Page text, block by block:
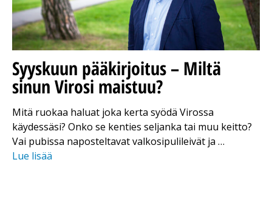
Syyskuun pääkirjoitus – Miltä
sinun Virosi maistuu?
Mitä ruokaa haluat joka kerta syödä Virossa
käydessäsi? Onko se kenties seljanka tai muu keitto?
Vai pubissa naposteltavat valkosipulileivät ja …
Lue lisää